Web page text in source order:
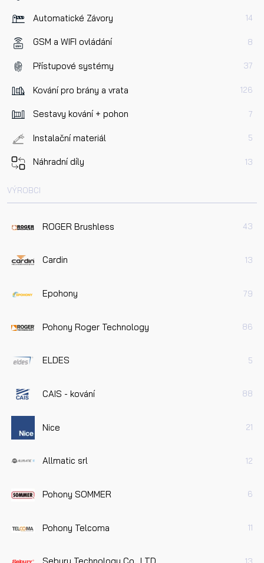
Automatické Závory 14
GSM a WIFI ovládání 8
Přístupové systémy 37
Kování pro brány a vrata 126
Sestavy kování + pohon 7
Instalační materiál 5
Náhradní díly 13
VÝROBCI
ROGER Brushless 43
Cardin 13
Epohony 79
Pohony Roger Technology 86
ELDES 5
CAIS - kování 88
Nice 21
Allmatic srl 12
Pohony SOMMER 6
Pohony Telcoma 11
13